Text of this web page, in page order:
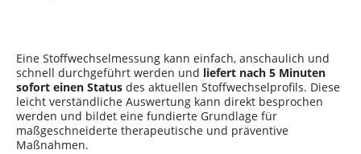
Eine Stoffwechselmessung kann einfach, anschaulich und
schnell durchgeführt werden und liefert nach 5 Minuten
sofort einen Status des aktuellen Stoffwechselprofils. Diese
leicht verständliche Auswertung kann direkt besprochen
werden und bildet eine fundierte Grundlage für
maßgeschneiderte therapeutische und präventive
Maßnahmen.